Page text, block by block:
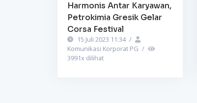
Harmonis Antar Karyawan,
Petrokimia Gresik Gelar
Corsa Festival
15 Juli 2023 11:34 /
Komunikasi Korporat PG /
3991x dilihat